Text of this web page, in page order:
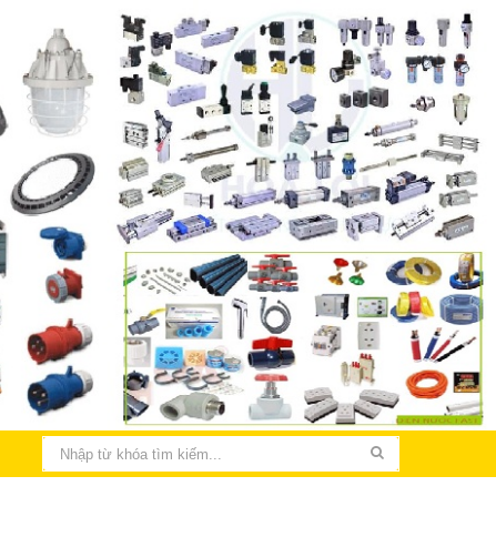
THIẾT KẾ LẮP ĐẶT ĐIỆN NHÀ XƯỞNG